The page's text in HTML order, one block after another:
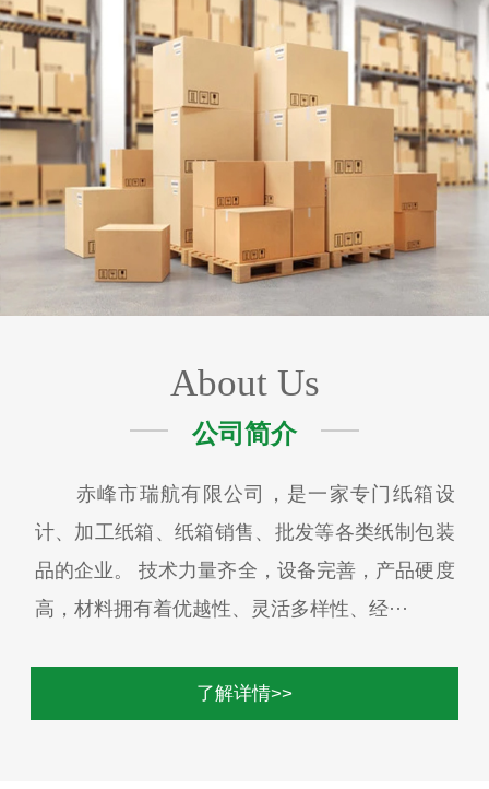
About Us
公司简介
赤峰市瑞航有限公司，是一家专门纸箱设
计、加工纸箱、纸箱销售、批发等各类纸制包装
品的企业。 技术力量齐全，设备完善，产品硬度
高，材料拥有着优越性、灵活多样性、经···
了解详情>>